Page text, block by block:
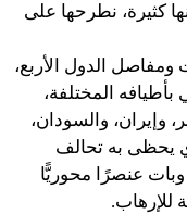
كثيرة، نطرحها على
الدول الأربع،
بأطيافه المختلفة،
وإيران، والسودان،
يحظى به تحالف
وبات عنصرًا محوريًّا
للإرهاب.